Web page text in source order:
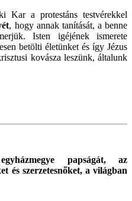
Kar a protestáns testvérekkel
, hogy annak tanítását, a benne
Isten igéjének ismerete
betölti életünket és így Jézus
kovásza leszünk, általunk
papságát, az
és szerzetesnőket, a világban